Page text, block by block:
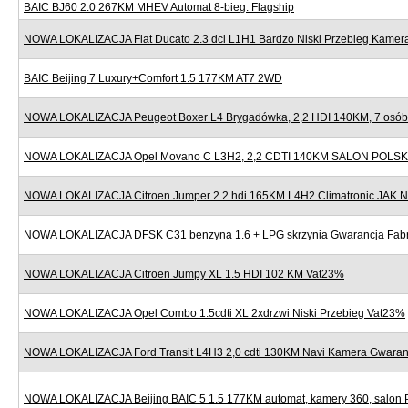
BAIC BJ60 2.0 267KM MHEV Automat 8-bieg. Flagship
NOWA LOKALIZACJA Fiat Ducato 2.3 dci L1H1 Bardzo Niski Przebieg
BAIC Beijing 7 Luxury+Comfort 1.5 177KM AT7 2WD
NOWA LOKALIZACJA Peugeot Boxer L4 Brygadówka, 2,2 HDI 140KM, 7
NOWA LOKALIZACJA Opel Movano C L3H2, 2,2 CDTI 140KM SALON
NOWA LOKALIZACJA Citroen Jumper 2.2 hdi 165KM L4H2 Climatronic JAK
NOWA LOKALIZACJA DFSK C31 benzyna 1.6 + LPG skrzynia Gwarancja
NOWA LOKALIZACJA Citroen Jumpy XL 1.5 HDI 102 KM Vat23%
NOWA LOKALIZACJA Opel Combo 1.5cdti XL 2xdrzwi Niski Przebieg Vat23%
NOWA LOKALIZACJA Ford Transit L4H3 2,0 cdti 130KM Navi Kamera
NOWA LOKALIZACJA Beijing BAIC 5 1.5 177KM automat, kamery 360, salon